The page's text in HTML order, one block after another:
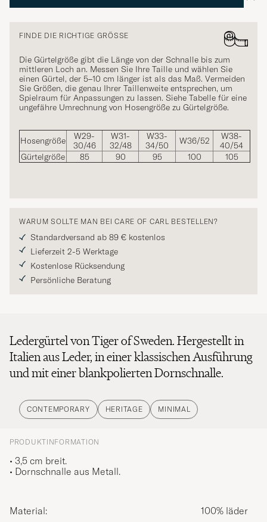
FINDE DIE RICHTIGE GRÖSSE
Die Gürtelgröße gibt die Länge von der Schnalle bis zum
mittleren Loch an. Messen Sie Ihre Taille und wählen Sie
einen Gürtel, der 5–10 cm länger ist als das Maß. Vermeiden
Sie Größen, die genau Ihrer Taillenweite entsprechen, um
Spielraum für Anpassungen zu lassen. Siehe Tabelle für eine
ungefähre Umrechnung von Hosengröße zu Gürtelgröße.
Hosengröße
W29-
30/46
W31-
32/48
W33-
34/50
W36/52
W38-
40/54
Gürtelgröße
85 90 95 100 105
WARUM SOLLTE MAN BEI CARE OF CARL BESTELLEN?
Standardversand ab 89 € kostenlos
Lieferzeit 2-5 Werktage
Kostenlose Rücksendung
Persönliche Beratung
Ledergürtel von Tiger of Sweden. Hergestellt in
Italien aus Leder, in einer klassischen Ausführung
und mit einer blankpolierten Dornschnalle.
CONTEMPORARY HERITAGE MINIMAL
PRODUKTINFORMATION
• 3,5 cm breit.
• Dornschnalle aus Metall.
Material: 100% läder